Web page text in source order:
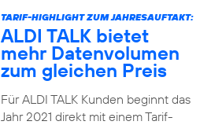
TARIF-HIGHLIGHT ZUM JAHRESAUFTAKT:
ALDI TALK bietet
mehr Datenvolumen
zum gleichen Preis
Für ALDI TALK Kunden beginnt das
Jahr 2021 direkt mit einem Tarif-